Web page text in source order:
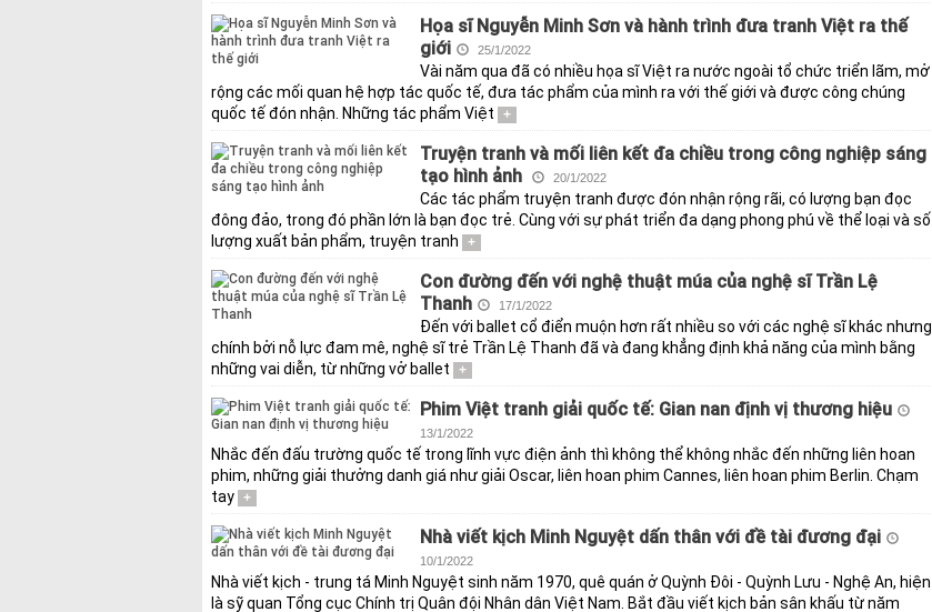
Họa sĩ Nguyễn Minh Sơn và hành trình đưa tranh Việt ra thế
giới
25/1/2022
Vài năm qua đã có nhiều họa sĩ Việt ra nước ngoài tổ chức triển lãm, mở
rộng các mối quan hệ hợp tác quốc tế, đưa tác phẩm của mình ra với thế giới và được công chúng
quốc tế đón nhận. Những tác phẩm Việt
+
Truyện tranh và mối liên kết đa chiều trong công nghiệp sáng
tạo hình ảnh
20/1/2022
Các tác phẩm truyện tranh được đón nhận rộng rãi, có lượng bạn đọc
đông đảo, trong đó phần lớn là bạn đọc trẻ. Cùng với sự phát triển đa dạng phong phú về thể loại và số
lượng xuất bản phẩm, truyện tranh
+
Con đường đến với nghệ thuật múa của nghệ sĩ Trần Lệ
Thanh
17/1/2022
Đến với ballet cổ điển muộn hơn rất nhiều so với các nghệ sĩ khác nhưng
chính bởi nỗ lực đam mê, nghệ sĩ trẻ Trần Lệ Thanh đã và đang khẳng định khả năng của mình bằng
những vai diễn, từ những vở ballet
+
Phim Việt tranh giải quốc tế: Gian nan định vị thương hiệu
13/1/2022
Nhắc đến đấu trường quốc tế trong lĩnh vực điện ảnh thì không thể không nhắc đến những liên hoan
phim, những giải thưởng danh giá như giải Oscar, liên hoan phim Cannes, liên hoan phim Berlin. Chạm
tay
+
Nhà viết kịch Minh Nguyệt dấn thân với đề tài đương đại
10/1/2022
Nhà viết kịch - trung tá Minh Nguyệt sinh năm 1970, quê quán ở Quỳnh Đôi - Quỳnh Lưu - Nghệ An, hiện
là sỹ quan Tổng cục Chính trị Quân đội Nhân dân Việt Nam. Bắt đầu viết kịch bản sân khấu từ năm